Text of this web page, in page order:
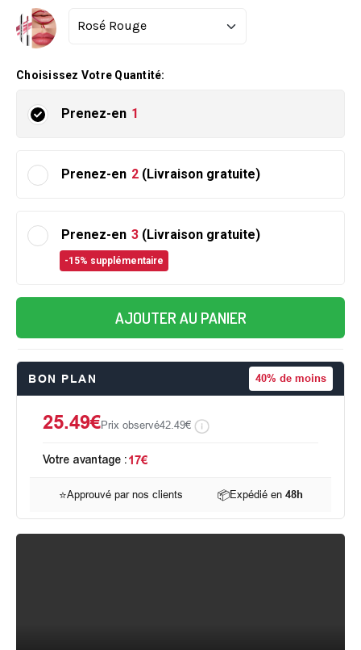
Choisissez Votre Quantité:
Prenez-en 1
Prenez-en 2 (Livraison gratuite)
Prenez-en 3 (Livraison gratuite)
-15% supplémentaire
AJOUTER AU PANIER
BON PLAN 40% de moins
25.49€Prix observé42.49€
Votre avantage :17€
⭐Approuvé par nos clients 📦Expédié en 48h